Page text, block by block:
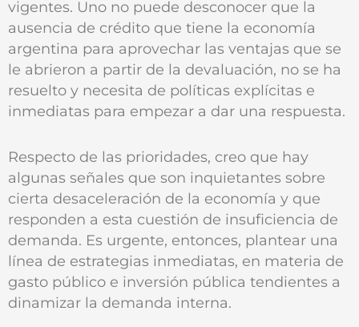
vigentes. Uno no puede desconocer que la
ausencia de crédito que tiene la economía
argentina para aprovechar las ventajas que se
le abrieron a partir de la devaluación, no se ha
resuelto y necesita de políticas explícitas e
inmediatas para empezar a dar una respuesta.
Respecto de las prioridades, creo que hay
algunas señales que son inquietantes sobre
cierta desaceleración de la economía y que
responden a esta cuestión de insuficiencia de
demanda. Es urgente, entonces, plantear una
línea de estrategias inmediatas, en materia de
gasto público e inversión pública tendientes a
dinamizar la demanda interna.